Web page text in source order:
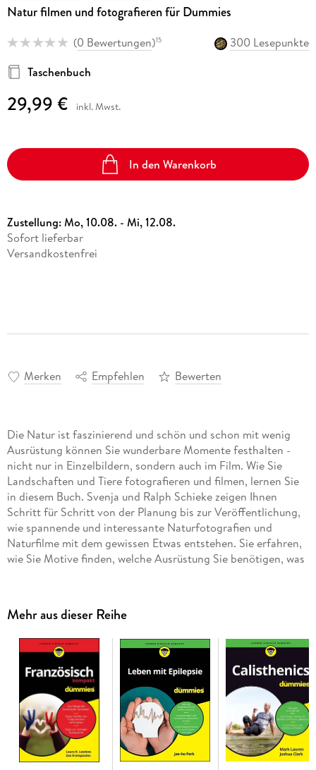
Natur filmen und fotografieren für Dummies
(0 Bewertungen)15
300 Lesepunkte
Taschenbuch
29,99 € inkl. Mwst.
In den Warenkorb
Zustellung:Mo, 10.08. - Mi, 12.08.
Sofort lieferbar
Versandkostenfrei
Merken Empfehlen Bewerten
Die Natur ist faszinierend und schön und schon mit wenig
Ausrüstung können Sie wunderbare Momente festhalten -
nicht nur in Einzelbildern, sondern auch im Film. Wie Sie
Landschaften und Tiere fotografieren und filmen, lernen Sie
in diesem Buch. Svenja und Ralph Schieke zeigen Ihnen
Schritt für Schritt von der Planung bis zur Veröffentlichung,
wie spannende und interessante Naturfotografien und
Naturfilme mit dem gewissen Etwas entstehen. Sie erfahren,
wie Sie Motive finden, welche Ausrüstung Sie benötigen, was
Inhaltsverzeichnis
Einleitung 19
Teil I: Grundwissen Naturfotografie und Naturfilm 23
Kapitel 1: Naturaufnahmen - still und bewegt 25
Kapitel 2: Technik 31
Kapitel 3: Natur (be-)achten: Naturschutz und
Verhaltenstipps 47
Teil II: Gute Naturaufnahmen machen 57
Kapitel 4: Grundlagen fü r Foto und Film 59
Mehr aus dieser Reihe